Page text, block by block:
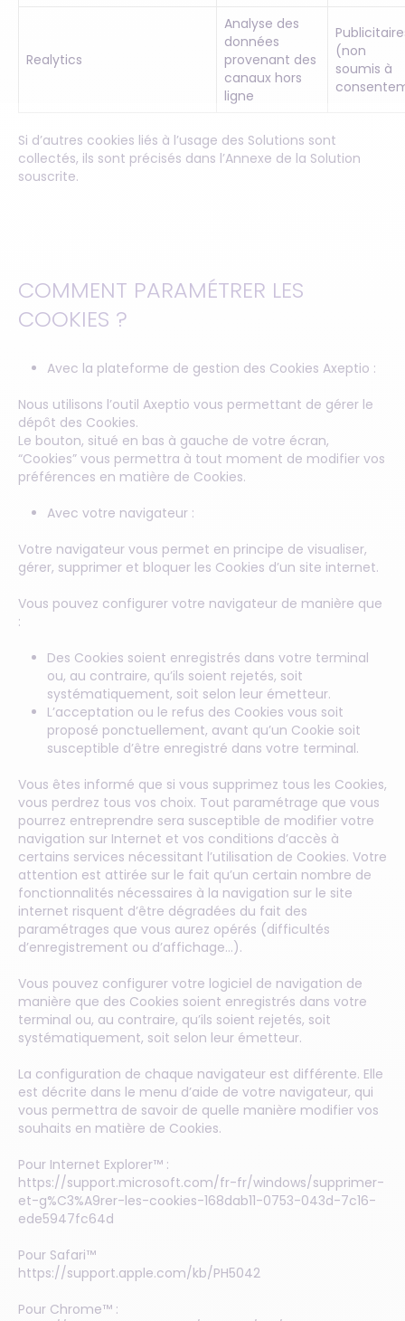
Realytics
Analyse des
données
provenant des
canaux hors
ligne
(non
soumis à
Si d’autres cookies liés à l’usage des Solutions sont
collectés, ils sont précisés dans l’Annexe de la Solution
souscrite.
COMMENT PARAMÉTRER LES
COOKIES ?
Avec la plateforme de gestion des Cookies Axeptio :
Nous utilisons l’outil Axeptio vous permettant de gérer le
dépôt des Cookies.
Le bouton, situé en bas à gauche de votre écran,
“Cookies” vous permettra à tout moment de modifier vos
préférences en matière de Cookies.
Avec votre navigateur :
Votre navigateur vous permet en principe de visualiser,
gérer, supprimer et bloquer les Cookies d’un site internet.
Vous pouvez configurer votre navigateur de manière que
:
Des Cookies soient enregistrés dans votre terminal
ou, au contraire, qu’ils soient rejetés, soit
systématiquement, soit selon leur émetteur.
L’acceptation ou le refus des Cookies vous soit
proposé ponctuellement, avant qu’un Cookie soit
susceptible d’être enregistré dans votre terminal.
Vous êtes informé que si vous supprimez tous les Cookies,
vous perdrez tous vos choix. Tout paramétrage que vous
pourrez entreprendre sera susceptible de modifier votre
navigation sur Internet et vos conditions d’accès à
certains services nécessitant l’utilisation de Cookies. Votre
attention est attirée sur le fait qu’un certain nombre de
fonctionnalités nécessaires à la navigation sur le site
internet risquent d’être dégradées du fait des
paramétrages que vous aurez opérés (difficultés
d’enregistrement ou d’affichage…).
Vous pouvez configurer votre logiciel de navigation de
manière que des Cookies soient enregistrés dans votre
terminal ou, au contraire, qu’ils soient rejetés, soit
systématiquement, soit selon leur émetteur.
La configuration de chaque navigateur est différente. Elle
est décrite dans le menu d’aide de votre navigateur, qui
vous permettra de savoir de quelle manière modifier vos
souhaits en matière de Cookies.
Pour Internet Explorer™ :
https://support.microsoft.com/fr-fr/windows/supprimer-
et-g%C3%A9rer-les-cookies-168dab11-0753-043d-7c16-
ede5947fc64d
Pour Safari™
https://support.apple.com/kb/PH5042
Pour Chrome™ :